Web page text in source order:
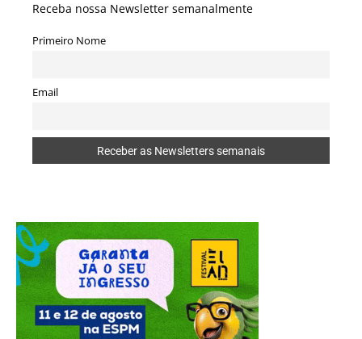
Receba nossa Newsletter semanalmente
Primeiro Nome
Email